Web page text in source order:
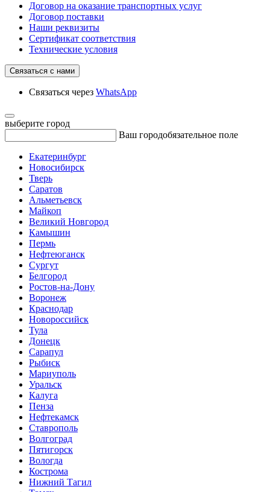
Договор на оказание транспортных услуг
Договор поставки
Наши реквизиты
Сертификат соответствия
Технические условия
Связаться с нами
Связаться через WhatsApp
выберите город
Ваш городобязательное поле
Екатеринбург
Новосибирск
Тверь
Саратов
Альметьевск
Майкоп
Великий Новгород
Камышин
Пермь
Нефтеюганск
Сургут
Белгород
Ростов-на-Дону
Воронеж
Краснодар
Новороссийск
Тула
Донецк
Сарапул
Рыбиск
Мариуполь
Уральск
Калуга
Пенза
Нефтекамск
Ставрополь
Волгоград
Пятигорск
Вологда
Кострома
Нижний Тагил